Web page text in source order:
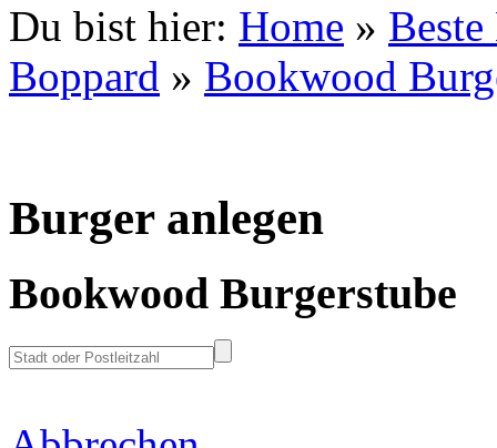
Du bist hier: Home »
Boppard » Bookwood
Burger anlegen
Bookwood Burgerstube